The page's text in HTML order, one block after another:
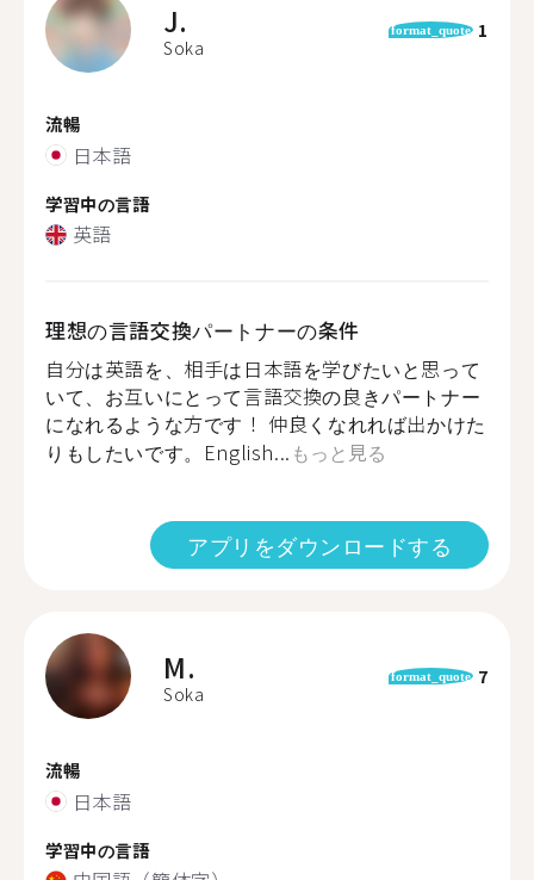
J.
Soka
format_quote 1
流暢
日本語
学習中の言語
英語
理想の言語交換パートナーの条件
自分は英語を、相手は日本語を学びたいと思って
いて、お互いにとって言語交換の良きパートナー
になれるような方です！ 仲良くなれれば出かけた
りもしたいです。English... もっと見る
アプリをダウンロードする
M.
Soka
format_quote 7
流暢
日本語
学習中の言語